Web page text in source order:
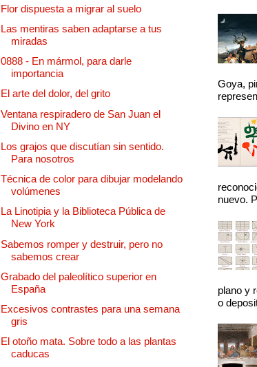
Flor dispuesta a migrar al suelo
Las mentiras saben adaptarse a tus
miradas
0888 - En mármol, para darle
importancia
El arte del dolor, del grito
Ventana respiradero de San Juan el
Divino en NY
Los grajos que discutían sin sentido.
Para nosotros
Técnica de color para dibujar modelando
volúmenes
La Linotipia y la Biblioteca Pública de
New York
Sabemos romper y destruir, pero no
sabemos crear
Grabado del paleolítico superior en
España
Excesivos contrastes para una semana
gris
El otoño mata. Sobre todo a las plantas
caducas
Goya,
nuevo.
plano y
o